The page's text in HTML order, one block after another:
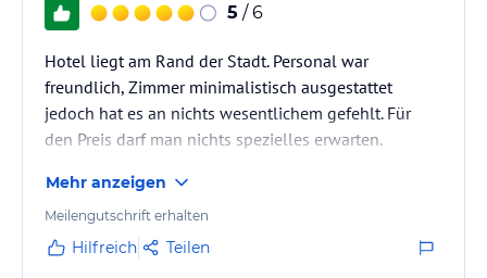
5 / 6
Hotel liegt am Rand der Stadt. Personal war
freundlich, Zimmer minimalistisch ausgestattet
jedoch hat es an nichts wesentlichem gefehlt. Für
den Preis darf man nichts spezielles erwarten.
verfügbar.
Mehr anzeigen
Meilengutschrift erhalten
Hilfreich Teilen